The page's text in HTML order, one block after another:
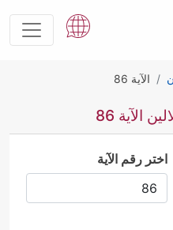
الآية 86
الآية 86
اختر رقم الآية